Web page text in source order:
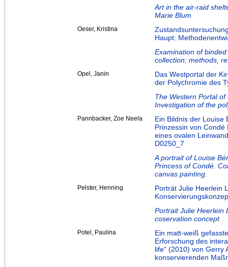
Art in the air-raid
Marie Blum
Oeser, Kristina
Haupt:
Examination of
collection: methods,
Opel, Janin
Das Westportal der
der Polychromie des
The Western Portal
Investigation of the
Pannbacker, Zoe Neela
Ein Bildnis der Louise
Prinzessin von
eines ovalen
D0250_7
A portrait of Louise
Princess of Condé.
canvas painting.
Pelster, Henning
Porträt Julie Heerlein
Portrait Julie Heerlein
coservation concept
Potel, Paulina
Ein matt-weiß
Erforschung des
life“ (2010) von Gerry
konservierenden